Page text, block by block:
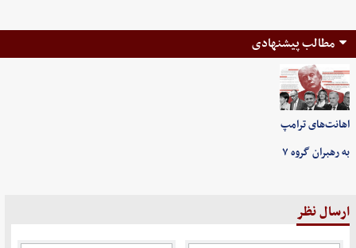
مطالب پیشنهادی
اهانت‌های ترامپ
به رهبران گروه ۷
ارسال نظر